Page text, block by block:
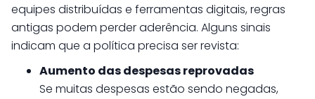
equipes distribuídas e ferramentas digitais, regras
antigas podem perder aderência. Alguns sinais
indicam que a política precisa ser revista:
Aumento das despesas reprovadas
Se muitas despesas estão sendo negadas,